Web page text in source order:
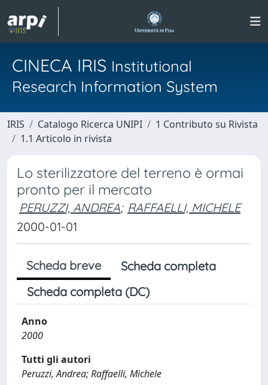
CINECA IRIS Institutional
Research Information System
IRIS Catalogo Ricerca UNIPI
1 Contributo su Rivista
1.1 Articolo in rivista
Lo sterilizzatore del terreno è ormai
pronto per il mercato
PERUZZI, ANDREA; RAFFAELLI, MICHELE
2000-01-01
Scheda breve
Scheda completa
Scheda completa (DC)
Anno
2000
Tutti gli autori
Peruzzi, Andrea; Raffaelli, Michele